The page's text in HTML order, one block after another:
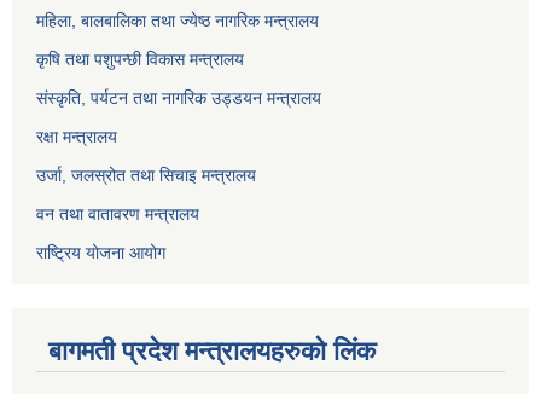
महिला, बालबालिका तथा ज्येष्ठ नागरिक मन्त्रालय
कृषि तथा पशुपन्छी विकास मन्त्रालय
संस्कृति, पर्यटन तथा नागरिक उड्डयन मन्त्रालय
रक्षा मन्त्रालय
उर्जा, जलस्रोत तथा सिचाइ मन्त्रालय
वन तथा वातावरण मन्त्रालय
राष्ट्रिय योजना आयोग
बागमती प्रदेश मन्त्रालयहरुको लिंक